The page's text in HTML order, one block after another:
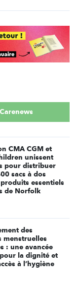
Carenews
CMA CGM et
unissent
pour distribuer
sacs à dos
essentiels
de Norfolk
des
menstruelles
: une avancée
la dignité et
à l’hygiène